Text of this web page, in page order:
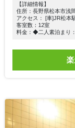
【詳細情報】
住所：長野県松本市浅
アクセス： [車]JR松本
客室数：12室
料金：◆二人素泊まり